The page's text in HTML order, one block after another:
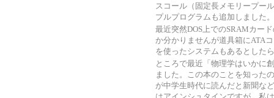
スコール（固定長メモリープー
プルプログラムも追加しました。
最近突然DOS上でのSRAMカー
か分かりませんが道具箱にATA
を使ったシステムもあるとした
ところで最近「物理学はいかに
ました。この本のことを知った
が中学生時代に読んだと新聞な